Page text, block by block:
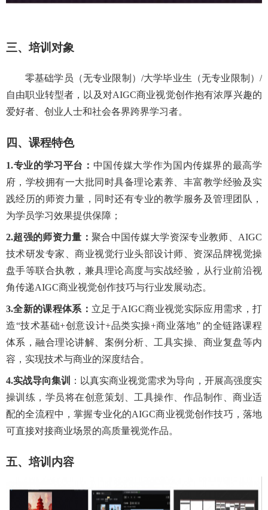
三、培训对象
零基础学员（无专业限制） /大学毕业生（无专业限制）/
自由职业转型者，以及对AIGC商业视觉创作抱有浓厚兴趣的
爱好者、创业人士和社会各界跨界学习者。
四、课程特色
1.专业的学习平台： 中国传媒大学作为国内传媒界的最高学
府，学校拥有一大批同时具备理论素养、丰富教学经验及实
践经历的师资力量，同时还有专业的教学服务及管理团队，
为学员学习效果提供保障 ；
2.超强的师资力量： 聚合中国传媒大学资深专业教师、 AIGC
技术研发专家、商业视觉行业头部设计师、资深品牌视觉操
盘手等联合执教，兼具理论高度与实战经验，从行业前沿视
角传递AIGC商业视觉创作技巧与行业发展动态。
3.全新的课程体系： 立足于AIGC商业视觉实际应用需求，打
造“技术基础+创意设计+品类实操+商业落地” 的全链路课程
体系，融合理论讲解、案例分析、工具实操、商业复盘等内
容，实现技术与商业的深度结合。
4.实战导向集训 ： 以真实商业视觉需求为导向，开展高强度实
操训练，学员将在创意策划、工具操作、作品制作、商业适
配的全流程中，掌握专业化的AIGC商业视觉创作技巧，落地
可直接对接商业场景的高质量视觉作品。
五、培训内容